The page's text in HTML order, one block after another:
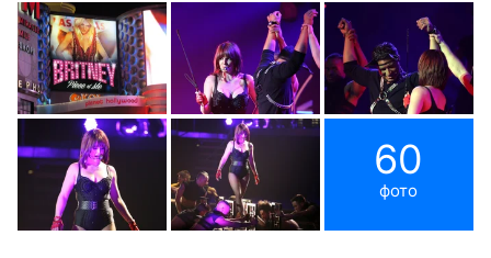
60
фото